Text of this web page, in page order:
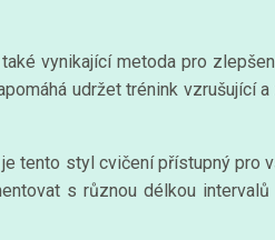
vynikající metoda pro
udržet trénink vzrušující
tento styl cvičení přístupný pro
s různou délkou